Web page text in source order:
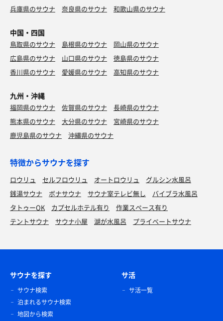
兵庫県のサウナ
奈良県のサウナ 和歌山県のサウナ
中国・四国
鳥取県のサウナ 島根県のサウナ
岡山県のサウナ
広島県のサウナ
山口県のサウナ
徳島県のサウナ
香川県のサウナ
愛媛県のサウナ 高知県のサウナ
九州・沖縄
福岡県のサウナ 佐賀県のサウナ
長崎県のサウナ
熊本県のサウナ
大分県のサウナ
宮崎県のサウナ
鹿児島県のサウナ
沖縄県のサウナ
特徴からサウナを探す
ロウリュ セルフロウリュ オートロウリュ
グルシン水風呂
銭湯サウナ
ボナサウナ サウナ室テレビ無し
バイブラ水風呂
タトゥーOK
カプセルホテル有り
作業スペース有り
テントサウナ
サウナ小屋 湖が水風呂 プライベートサウナ
サウナを探す
サウナ検索
泊まれるサウナ検索
地図から検索
サ活
サ活一覧